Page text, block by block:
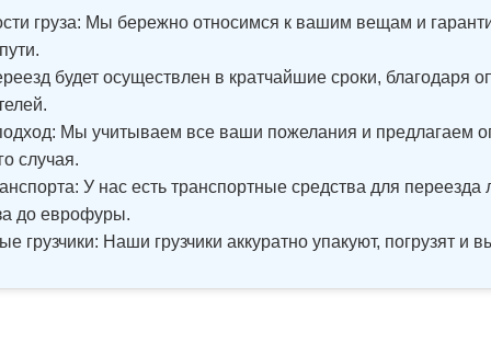
груза: Мы бережно относимся к вашим вещам и
будет осуществлен в кратчайшие сроки, благодаря
Мы учитываем все ваши пожелания и предлагаем
случая.
У нас есть транспортные средства для переезда
до еврофуры.
грузчики: Наши грузчики аккуратно упакуют, погрузят и